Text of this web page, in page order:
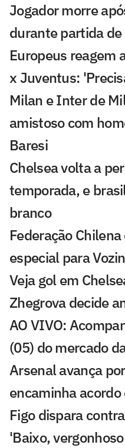
Jogador morre
durante partida
Europeus reagem
x Juventus:
Milan e Inter de
amistoso com
Baresi
Chelsea volta a
temporada, e
branco
Federação
especial para
Veja gol em
Zhegrova decide
AO VIVO:
(05) do mercado
Arsenal avança
encaminha
Figo dispara
'Baixo,